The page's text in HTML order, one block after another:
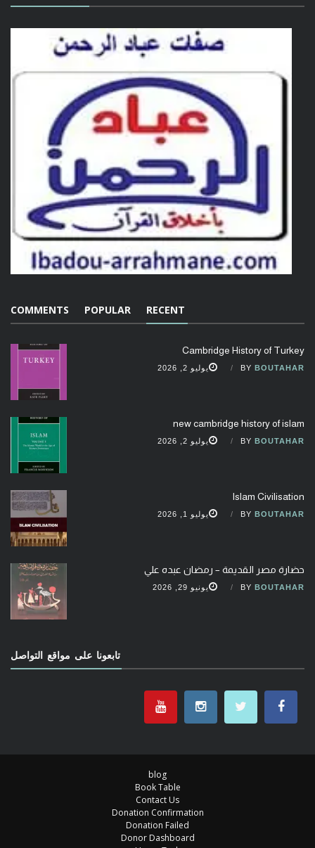
RECENT
POPULAR
COMMENTS
Cambridge History of Turkey
BY BOUTAHAR يوليو 2, 2026
new cambridge history of islam
BY BOUTAHAR يوليو 2, 2026
Islam Civilisation
BY BOUTAHAR يوليو 1, 2026
حضارة مصر القديمة – رمضان عبده علي
BY BOUTAHAR يونيو 29, 2026
تابعونا على مواقع التواصل
blog
Book Table
Contact Us
Donation Confirmation
Donation Failed
Donor Dashboard